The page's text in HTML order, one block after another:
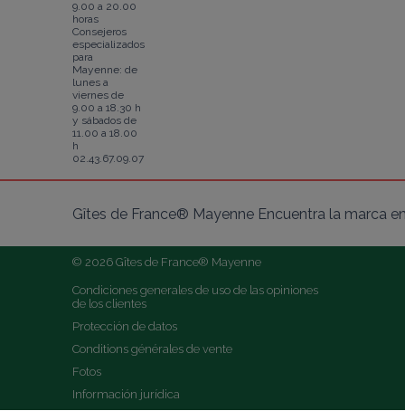
9.00 a 20.00
horas
Consejeros
especializados
para
Mayenne: de
lunes a
viernes de
9.00 a 18.30 h
y sábados de
11.00 a 18.00
h
02.43.67.09.07
Gîtes de France® Mayenne Encuentra la marca
© 2026 Gîtes de France® Mayenne
Condiciones generales de uso de las opiniones
de los clientes
Protección de datos
Conditions générales de vente
Fotos
Información jurídica